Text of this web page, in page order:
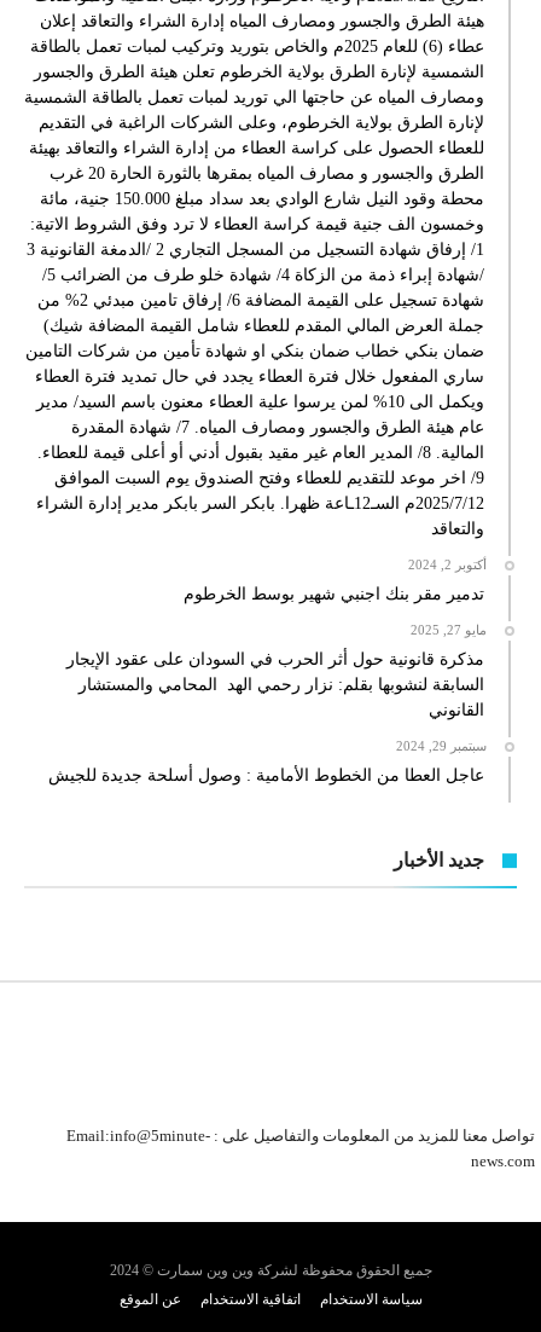
هيئة الطرق والجسور ومصارف المياه إدارة الشراء والتعاقد إعلان
عطاء (6) للعام 2025م والخاص بتوريد وتركيب لمبات تعمل بالطاقة
الشمسية لإنارة الطرق بولاية الخرطوم تعلن هيئة الطرق والجسور
ومصارف المياه عن حاجتها الي توريد لمبات تعمل بالطاقة الشمسية
لإنارة الطرق بولاية الخرطوم، وعلى الشركات الراغبة في التقديم
للعطاء الحصول على كراسة العطاء من إدارة الشراء والتعاقد بهيئة
الطرق والجسور و مصارف المياه بمقرها بالثورة الحارة 20 غرب
محطة وقود النيل شارع الوادي بعد سداد مبلغ 150.000 جنية، مائة
وخمسون الف جنية قيمة كراسة العطاء لا ترد وفق الشروط الاتية:
1/ إرفاق شهادة التسجيل من المسجل التجاري 2 /الدمغة القانونية 3
/شهادة إبراء ذمة من الزكاة 4/ شهادة خلو طرف من الضرائب 5/
شهادة تسجيل على القيمة المضافة 6/ إرفاق تامين مبدئي 2% من
جملة العرض المالي المقدم للعطاء شامل القيمة المضافة شيك)
ضمان بنكي خطاب ضمان بنكي او شهادة تأمين من شركات التامين
ساري المفعول خلال فترة العطاء يجدد في حال تمديد فترة العطاء
ويكمل الى 10% لمن يرسوا علية العطاء معنون باسم السيد/ مدير
عام هيئة الطرق والجسور ومصارف المياه. 7/ شهادة المقدرة
المالية. 8/ المدير العام غير مقيد بقبول أدني أو أعلى قيمة للعطاء.
9/ اخر موعد للتقديم للعطاء وفتح الصندوق يوم السبت الموافق
2025/7/12م السـ12ـاعة ظهرا. بابكر السر بابكر مدير إدارة الشراء
والتعاقد
أكتوبر 2, 2024
تدمير مقر بنك اجنبي شهير بوسط الخرطوم
مايو 27, 2025
مذكرة قانونية حول أثر الحرب في السودان على عقود الإيجار
السابقة لنشوبها بقلم: نزار رحمي الهد المحامي والمستشار
القانوني
سبتمبر 29, 2024
عاجل العطا من الخطوط الأمامية : وصول أسلحة جديدة للجيش
جديد الأخبار
تواصل معنا للمزيد من المعلومات والتفاصيل على : Email:info@5minute-
news.com
جميع الحقوق محفوظة لشركة وين وين سمارت © 2024
سياسة الاستخدام
اتفاقية الاستخدام عن الموقع